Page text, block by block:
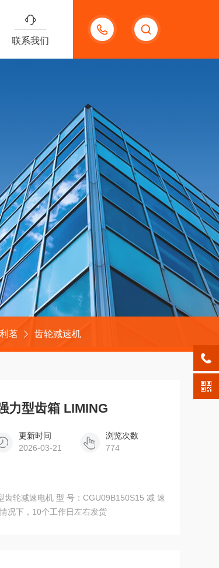
13132097161
联系我们
利茗 齿轮减速机
力型齿箱 LIMING
更新时间
2026-03-21
浏览次数
774
CGU09B150S15 减 速
：下单后不缺料情况下，10个工作日左右发货